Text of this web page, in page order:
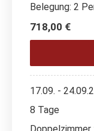
Belegung: 2
718,00 €
17.09. -
8 Tage
Doppelzimmer